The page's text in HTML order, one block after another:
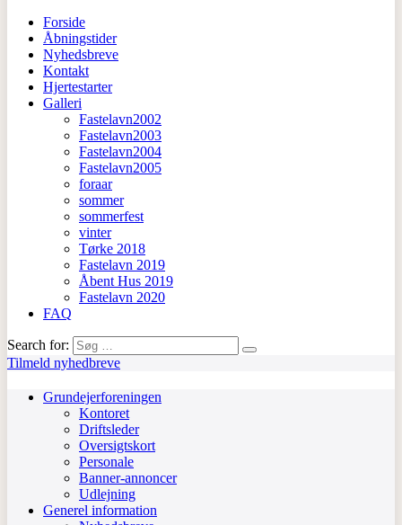
Forside
Åbningstider
Nyhedsbreve
Kontakt
Hjertestarter
Galleri
Fastelavn2002
Fastelavn2003
Fastelavn2004
Fastelavn2005
foraar
sommer
sommerfest
vinter
Tørke 2018
Fastelavn 2019
Åbent Hus 2019
Fastelavn 2020
FAQ
Search for:
Tilmeld nyhedbreve
Grundejerforeningen
Kontoret
Driftsleder
Oversigtskort
Personale
Banner-annoncer
Udlejning
Generel information